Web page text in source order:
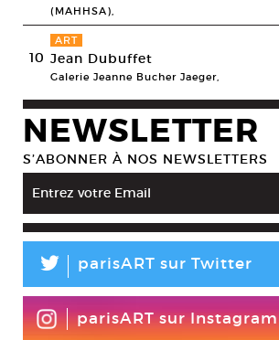
(MAHHSA),
10
ART
Jean Dubuffet
Galerie Jeanne Bucher Jaeger,
NEWSLETTER
S’ABONNER À NOS NEWSLETTERS
L parisART sur Twitter
parisART sur Instagram